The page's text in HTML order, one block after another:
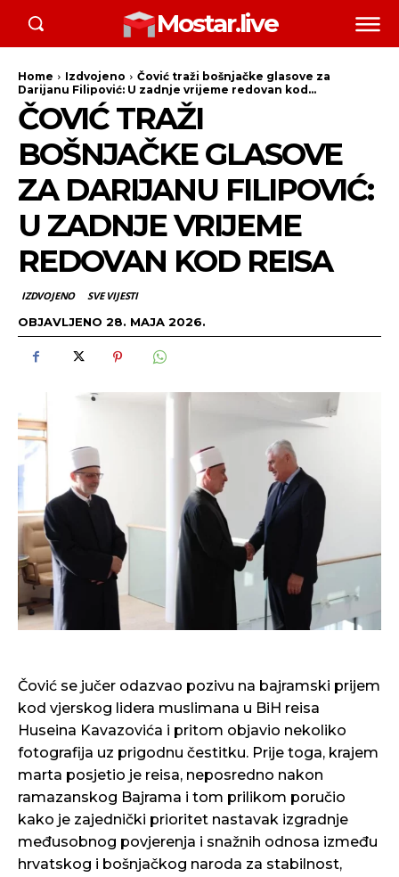
Mostar.live
Home Izdvojeno
Čović traži bošnjačke glasove za
Darijanu Filipović: U zadnje vrijeme redovan kod...
ČOVIĆ TRAŽI
BOŠNJAČKE GLASOVE
ZA DARIJANU FILIPOVIĆ:
U ZADNJE VRIJEME
REDOVAN KOD REISA
IZDVOJENO SVE VIJESTI
OBJAVLJENO 28. MAJA 2026.
Čović se jučer odazvao pozivu na bajramski prijem
kod vjerskog lidera muslimana u BiH reisa
Huseina Kavazovića i pritom objavio nekoliko
fotografija uz prigodnu čestitku. Prije toga, krajem
marta posjetio je reisa, neposredno nakon
ramazanskog Bajrama i tom prilikom poručio
kako je zajednički prioritet nastavak izgradnje
međusobnog povjerenja i snažnih odnosa između
hrvatskog i bošnjačkog naroda za stabilnost,